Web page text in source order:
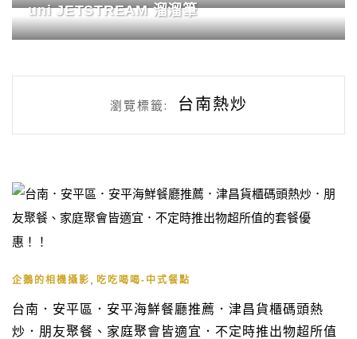
uni JETSTREAM 溜溜筆
瀏覽標籤: 台南熱炒
企鵝的相機攝影 吃吃喝喝-中式餐點
台南．安平區．安平海鮮餐廳推薦．津昌貨櫃碼頭熱
炒．朋友聚餐、家庭聚會皆適宜．不定時推出物超所值